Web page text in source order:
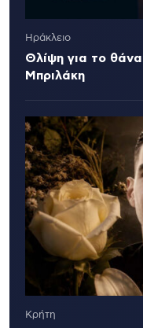
Ηράκλειο
Θλίψη για το
Μπριλάκη
Κρήτη